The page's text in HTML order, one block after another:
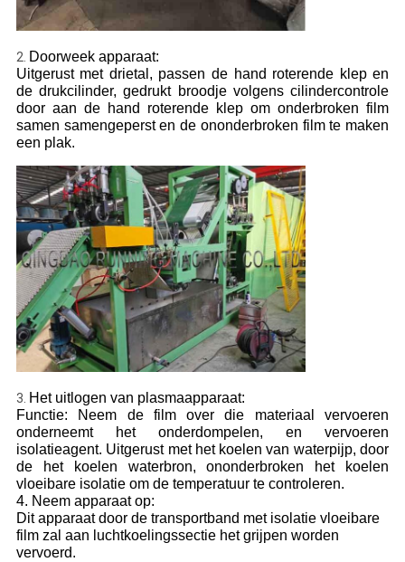
2. Doorweek apparaat:
Uitgerust met drietal, passen de hand roterende klep en
de drukcilinder, gedrukt broodje volgens cilindercontrole
door aan de hand roterende klep om onderbroken film
samen samengeperst en de ononderbroken film te maken
een plak.
3. Het uitlogen van plasmaapparaat:
Functie: Neem de film over die materiaal vervoeren
onderneemt het onderdompelen, en vervoeren
isolatieagent. Uitgerust met het koelen van waterpijp, door
de het koelen waterbron, ononderbroken het koelen
vloeibare isolatie om de temperatuur te controleren.
4. Neem apparaat op:
Dit apparaat door de transportband met isolatie vloeibare
film zal aan luchtkoelingssectie het grijpen worden
vervoerd.